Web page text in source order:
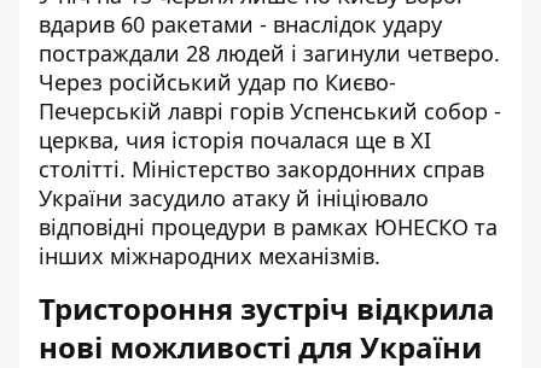
вдарив 60 ракетами - внаслідок удару
постраждали 28 людей і загинули четверо.
Через російський удар по Києво-
Печерській лаврі горів Успенський собор -
церква, чия історія почалася ще в XI
столітті. Міністерство закордонних справ
України засудило атаку й ініціювало
відповідні процедури в рамках ЮНЕСКО та
інших міжнародних механізмів.
Тристороння зустріч відкрила
нові можливості для України